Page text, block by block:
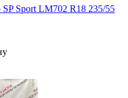
Sport LM702 R18 235/55